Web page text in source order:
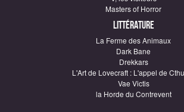
Masters of Horror
Littérature
La Ferme des Animaux
Dark Bane
Drekkars
L'Art de Lovecraft : L'appel de
Vae Victis
la Horde du Contrevent